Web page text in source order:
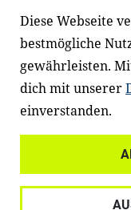
Lehrer*innen
mit
Einrichtungen,
und anderen
Diese Webseite
bestmögliche
gewährleisten.
dich mit unserer
einverstanden.